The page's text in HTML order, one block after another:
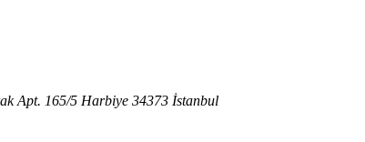
Apt. 165/5 Harbiye 34373 İstanbul